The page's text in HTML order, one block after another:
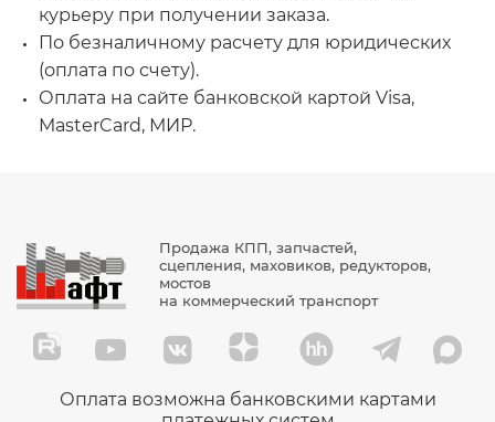
курьеру при получении заказа.
По безналичному расчету для юридических
(оплата по счету).
Оплата на сайте банковской картой Visa,
MasterCard, МИР.
Продажа КПП, запчастей,
сцепления, маховиков, редукторов,
мостов
на коммерческий транспорт
Оплата возможна банковскими картами